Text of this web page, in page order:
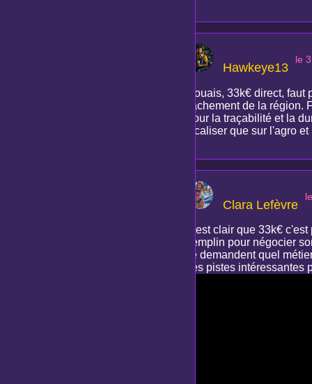
Hawkeye13
le
Mouais, 33k€ direct,
vachement de la
Pour la traçabilité et la
focaliser que sur l'agro
Clara Lefèvre
C'est clair que 33k€
tremplin pour négocier
se demandent quel
des pistes